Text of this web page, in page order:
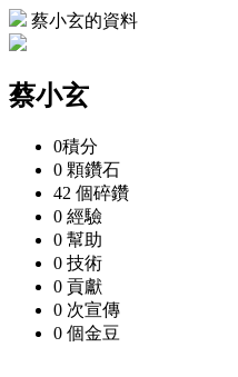
蔡小玄的資料
蔡小玄
0積分
0 顆鑽石
42 個碎鑽
0 經驗
0 幫助
0 技術
0 貢獻
0 次宣傳
0 個金豆